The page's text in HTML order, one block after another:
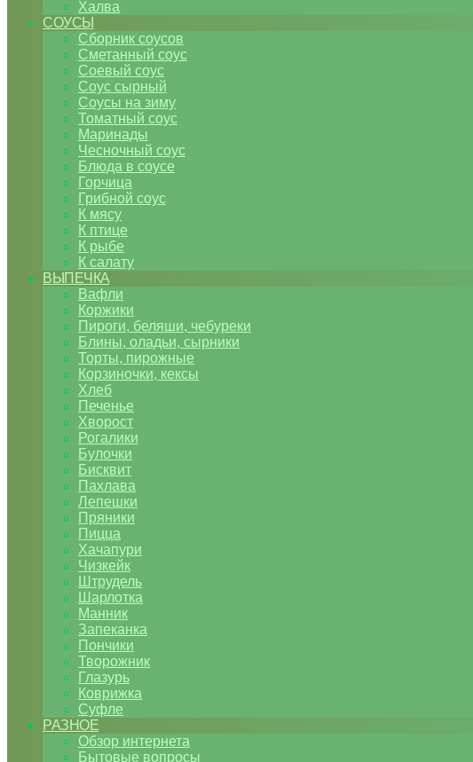
Халва
СОУСЫ
Сборник соусов
Сметанный соус
Соевый соус
Соус сырный
Соусы на зиму
Томатный соус
Маринады
Чесночный соус
Блюда в соусе
Горчица
Грибной соус
К мясу
К птице
К рыбе
К салату
ВЫПЕЧКА
Вафли
Коржики
Пироги, беляши, чебуреки
Блины, оладьи, сырники
Торты, пирожные
Корзиночки, кексы
Хлеб
Печенье
Хворост
Рогалики
Булочки
Бисквит
Пахлава
Лепешки
Пряники
Пицца
Хачапури
Чизкейк
Штрудель
Шарлотка
Манник
Запеканка
Пончики
Творожник
Глазурь
Коврижка
Суфле
РАЗНОЕ
Обзор интернета
Бытовые вопросы